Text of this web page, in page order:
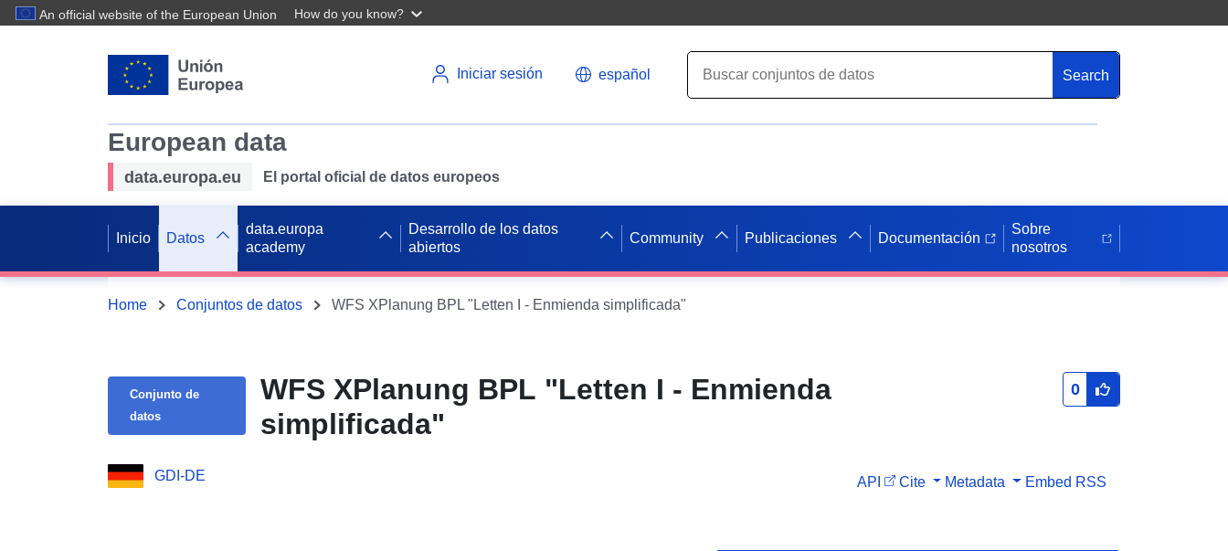
An official website of the European Union How do you know?
Iniciar sesión español Search
European data
data.europa.eu El portal oficial de datos europeos
Inicio Datos
data.europa
academy
Desarrollo de los datos
abiertos
Community Publicaciones Documentación
Sobre
nosotros
Home Conjuntos de datos WFS XPlanung BPL "Letten I - Enmienda simplificada"
Conjunto de
datos
WFS XPlanung BPL "Letten I - Enmienda
simplificada"
0
GDI-DE API Cite Metadata Embed RSS